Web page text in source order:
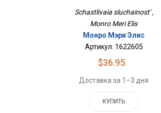
Schastlivaia sluchainost' ,
Monro Meri Elis
Монро Мэри Элис
Артикул: 1622605
$36.95
Доставка за 1–3 дня
КУПИТЬ